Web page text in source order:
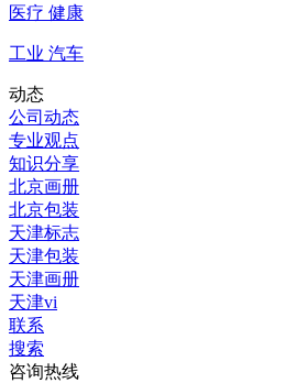
医疗 健康
工业 汽车
动态
公司动态
专业观点
知识分享
北京画册
北京包装
天津标志
天津包装
天津画册
天津vi
联系
搜索
咨询热线